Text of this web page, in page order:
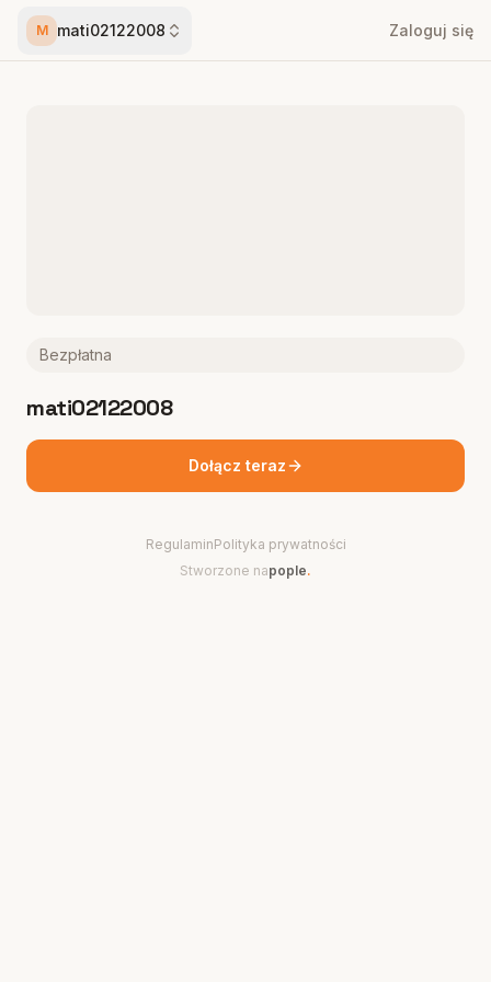
M mati02122008 Zaloguj się
Bezpłatna
mati02122008
Dołącz teraz
RegulaminPolityka prywatności
Stworzone napople.